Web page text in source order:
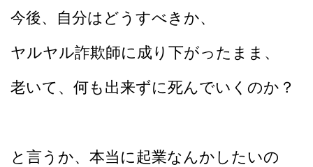
今後、自分はどうすべきか、
ヤルヤル詐欺師に成り下がったまま、
老いて、何も出来ずに死んでいくのか？
と言うか、本当に起業なんかしたいの